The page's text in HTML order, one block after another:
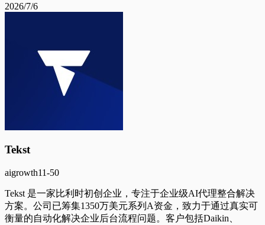
2026/7/6
Tekst
aigrowth11-50
Tekst 是一家比利时初创企业，专注于企业级AI代理整合解决
方案。公司已筹集1350万美元系列A资金，致力于通过真实可
衡量的自动化解决企业后台流程问题。客户包括Daikin、